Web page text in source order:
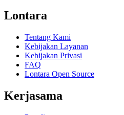
Lontara
Tentang Kami
Kebijakan Layanan
Kebijakan Privasi
FAQ
Lontara Open Source
Kerjasama